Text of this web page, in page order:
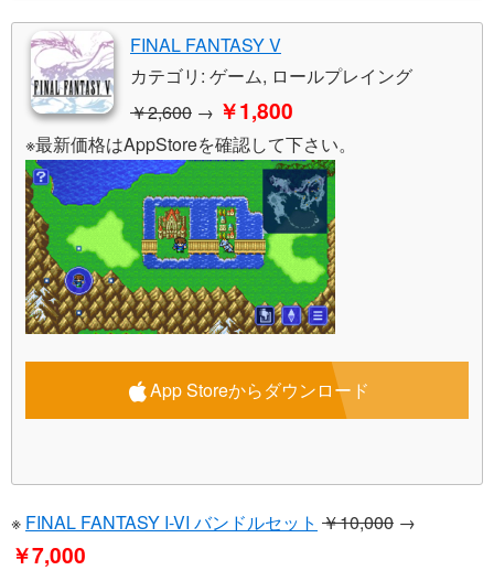
FINAL FANTASY V
カテゴリ: ゲーム, ロールプレイング
￥2,600 → ￥1,800
※最新価格はAppStoreを確認して下さい。
App Storeからダウンロード
※ FINAL FANTASY I-VI バンドルセット ￥10,000 →
￥7,000